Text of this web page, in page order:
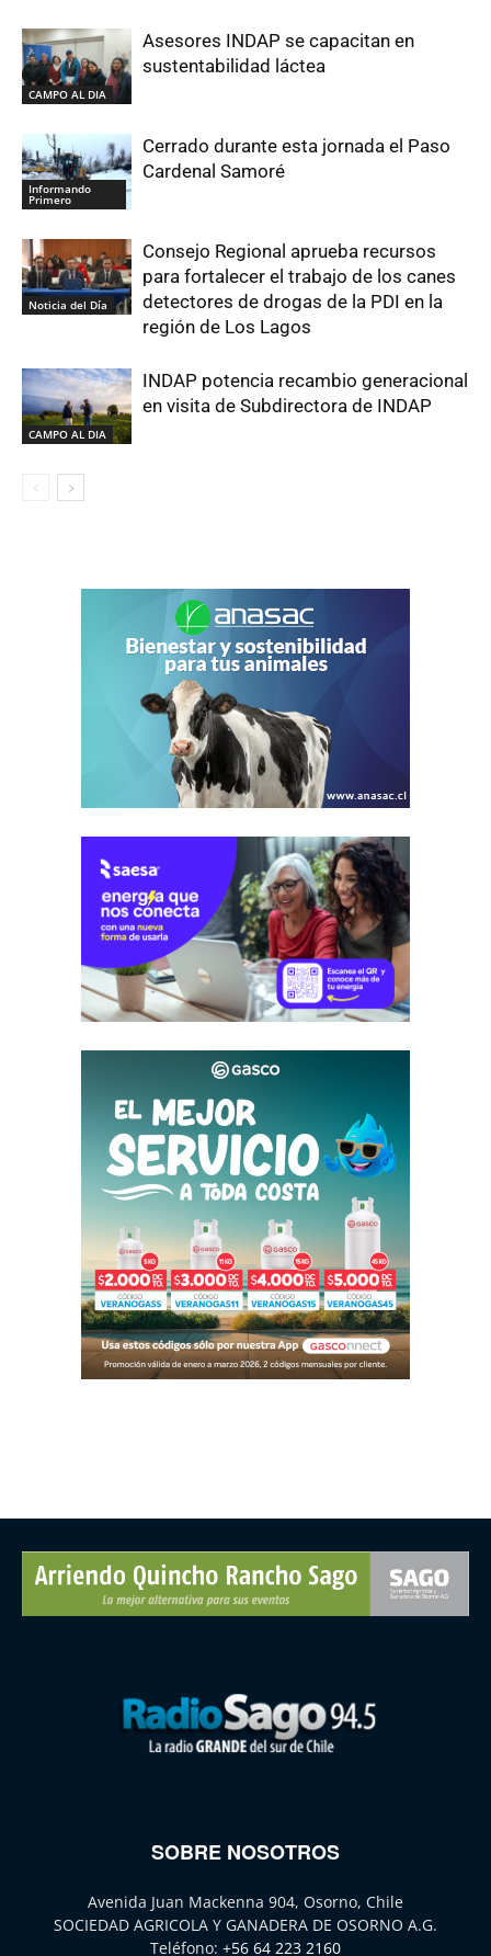
CAMPO AL DIA
Asesores INDAP se capacitan en
sustentabilidad láctea
Informando
Primero
Cerrado durante esta jornada el Paso
Cardenal Samoré
Noticia del Día
Consejo Regional aprueba recursos
para fortalecer el trabajo de los canes
detectores de drogas de la PDI en la
región de Los Lagos
CAMPO AL DIA
INDAP potencia recambio generacional
en visita de Subdirectora de INDAP
SOBRE NOSOTROS
Avenida Juan Mackenna 904, Osorno, Chile
SOCIEDAD AGRICOLA Y GANADERA DE OSORNO A.G.
Teléfono: +56 64 223 2160